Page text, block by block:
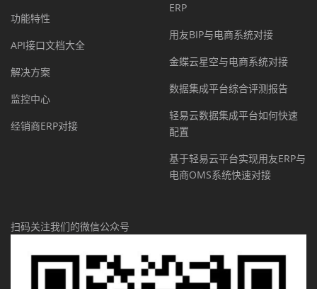
功能特性
API接口文档大全
解决方案
监控中心
经销商ERP对接
ERP
用友BIP与电商系统对接
金蝶云星空与电商系统对接
数据集成平台综合评测报告
轻易云数据集成平台如何快速
配置
基于轻易云平台实现用友ERP与
电商OMS系统快速对接
扫码关注我们的微信公众号